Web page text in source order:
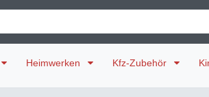
Heimwerken Kfz-Zubehör